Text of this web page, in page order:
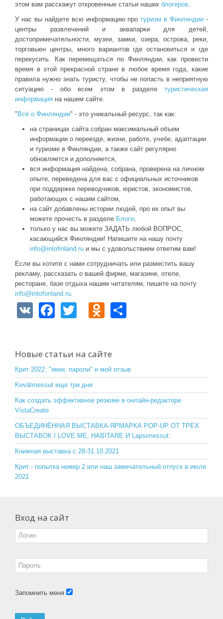
этом вам расскажут откровенные статьи наших блогеров.
У нас вы найдете всю информацию протуризм в Финляндии -
центры развлечений и аквапарки для детей,
достопримечательности, музеи, замки, озера, острова, реки,
торговыен центры, много вариантов где остановиться и где
перекусить. Как перемещаться по Финляндии, как провести
время в этой прекрасной стране в любое время года, какие
правила нужно знать туристу, чтобы не попасть в неприятную
ситуацию - обо всем этом в разделе туристическая
информация на нашем сайте.
" Всё о Финляндии" - это уникальный ресурс, так как:
на страницах сайта собран максимальный объем
информации о переезде, жизни, работе, учебе, адаптации
и туризме в Финляндии, а также сайт регулярно
обновляется и дополняется,
вся информация найдена, собрана, проверена на личном
опыте, переведена для вас с официальных источников
при поддержке переводчиков, юристов, экономистов,
работающих с нашим сайтом,
на сайт добавлены истории людей, про их опыт вы
можете прочесть в разделе Блоги,
только у нас вы можете ЗАДАТЬ любой ВОПРОС,
касающийся Финляндии! Напишите на нашу почту
info@intofinland.ru и мы с удовольствием ответим вам!
Если вы хотите с нами сотрудничать или разместить вашу
рекламу, рассказать о вашей фирме, магазине, отеле,
ресторане, базе отдыха нашим читателям, пишите на почту
info@intofonland.ru.
V
F
e
b
o
o
k
er
O
o
kl
a
ss
ni
ki
Новые статьи на сайте
Крит 2022: "явки, пароли" и мой отзыв
Kevätmessut еще три дня
Как создать эффективное резюме в онлайн-редакторе
VistaCreate
ОБЪЕДИНЁННАЯ ВЫСТАВКА-ЯРМАРКА POP-UP ОТ ТРЕХ
ВЫСТАВОК I LOVE ME, HABITARE И Lapsimessut.
Книжная выставка с 28-31.10.2021
Крит - попытка номер 2 или наш замечательный отпуск в июле
2021
Вход на сайт
Запомнить меня